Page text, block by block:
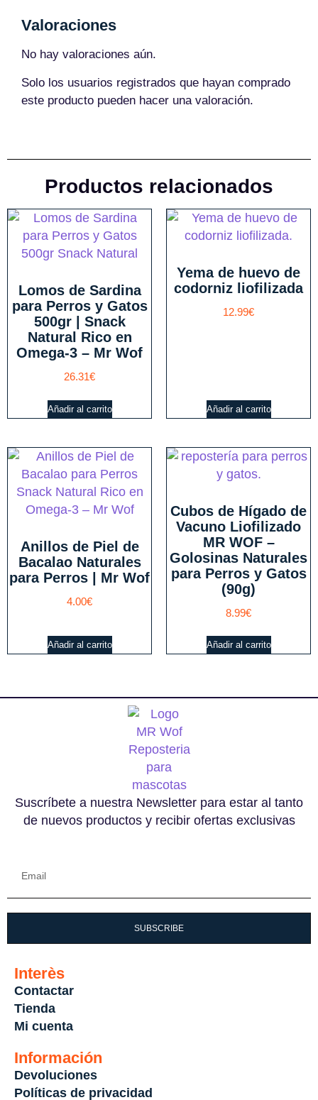
Valoraciones
No hay valoraciones aún.
Solo los usuarios registrados que hayan comprado
este producto pueden hacer una valoración.
Productos relacionados
Lomos de Sardina
para Perros y Gatos
500gr | Snack
Natural Rico en
Omega-3 – Mr Wof
26.31€
Añadir al carrito
Yema de huevo de
codorniz liofilizada
12.99€
Añadir al carrito
Anillos de Piel de
Bacalao Naturales
para Perros | Mr Wof
4.00€
Añadir al carrito
Cubos de Hígado de
Vacuno Liofilizado
MR WOF –
Golosinas Naturales
para Perros y Gatos
(90g)
8.99€
Añadir al carrito
Suscríbete a nuestra Newsletter para estar al tanto
de nuevos productos y recibir ofertas exclusivas
SUBSCRIBE
Interès
Contactar
Tienda
Mi cuenta
Información
Devoluciones
Políticas de privacidad